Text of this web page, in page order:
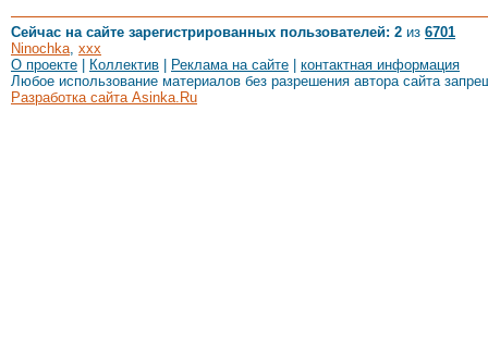
Сейчас на сайте зарегистрированных пользователей: 2 из 6701
Ninochka, xxx
О проекте
Коллектив Реклама на сайте
контактная информация
Любое использование материалов без разрешения автора сайта
Разработка сайта Asinka.Ru